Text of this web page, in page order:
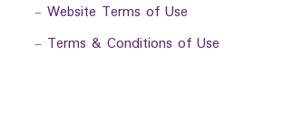
- Website Terms of Use
- Terms & Conditions of Use